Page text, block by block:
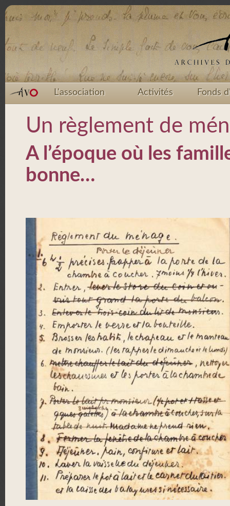
L'association Activités Fonds
Un règlement de
A l’époque où les
bonne…